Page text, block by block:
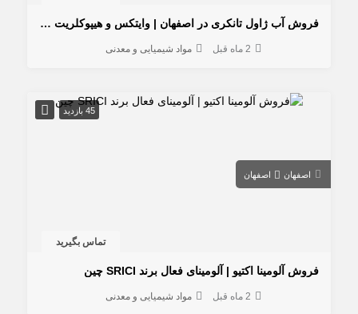
فروش آب ژاول تانکری در اصفهان | وایتکس و هیپوکلریت سدیم عمده
2 ماه قبل مواد شیمیایی و معدنی
45 بازدید
اصفهان اصفهان
تماس بگیرید
فروش آلومینا اکتیو | آلومینای فعال برند SRICI چین
2 ماه قبل مواد شیمیایی و معدنی